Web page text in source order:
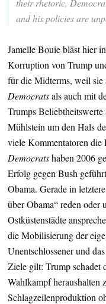
and his policies are
Jamelle Bouie bläst hier
Korruption von Trump
für die Midterms, weil sie
Democratsals auch mit
Trumps
Mühlstein um den Hals
viele Kommentatoren die
Democratshaben 2006
Erfolg gegen Bush
Obama. Gerade in
über Obama“ reden oder
Ostküstenstädte
die Mobilisierung der
Unentschlossener und
Ziele gilt: Trump schadet
Wahlkampf heraushalten
Schlagzeilenproduktion